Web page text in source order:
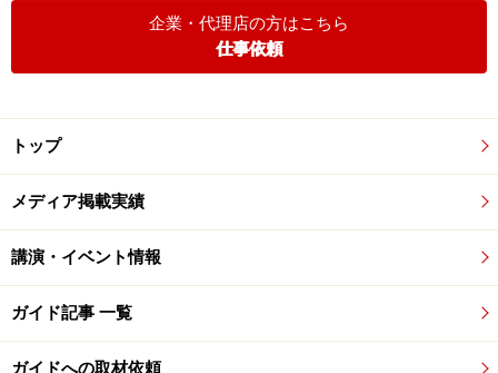
企業・代理店の方はこちら
仕事依頼
トップ
メディア掲載実績
講演・イベント情報
ガイド記事 一覧
ガイドへの取材依頼